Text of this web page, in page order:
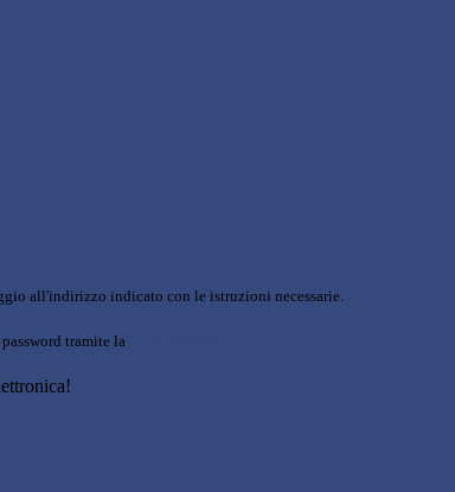
all'indirizzo indicato con le istruzioni necessarie.
tramite la